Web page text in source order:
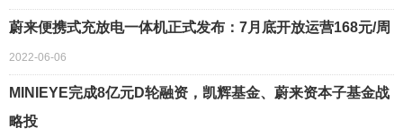
蔚来便携式充放电一体机正式发布：7月底开放运营168元/周
2022-06-06
MINIEYE完成8亿元D轮融资，凯辉基金、蔚来资本子基金战
略投